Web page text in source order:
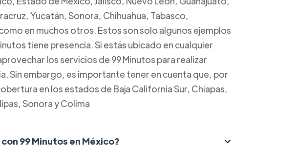
Yucatán, Sonora, Chihuahua, Tabasco,
en muchos otros. Estos son solo algunos ejemplos
tiene presencia. Si estás ubicado en cualquier
los servicios de 99 Minutos para realizar
Sin embargo, es importante tener en cuenta que, por
en los estados de Baja California Sur, Chiapas,
Sonora y Colima
99 Minutos en México?